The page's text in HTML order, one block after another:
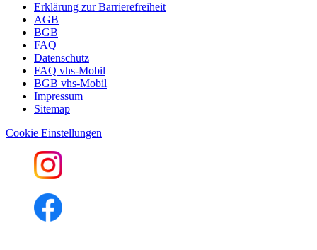
Erklärung zur Barrierefreiheit
AGB
BGB
FAQ
Datenschutz
FAQ vhs-Mobil
BGB vhs-Mobil
Impressum
Sitemap
Cookie Einstellungen